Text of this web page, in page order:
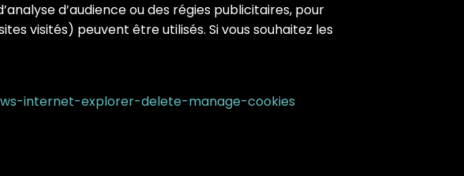
d’audience ou des régies publicitaires, pour
visités) peuvent être utilisés. Si vous souhaitez les
internet-explorer-delete-manage-cookies